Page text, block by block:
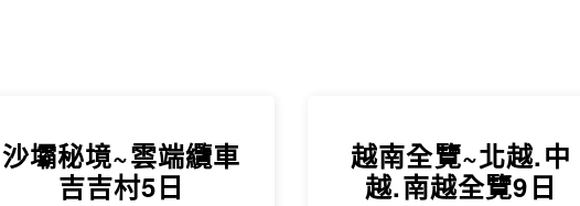
沙壩秘境~雲端纜車
吉吉村5日
越南全覽~北越.中
越.南越全覽9日